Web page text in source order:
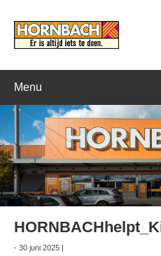
Menu
- 30 juni 2025 |